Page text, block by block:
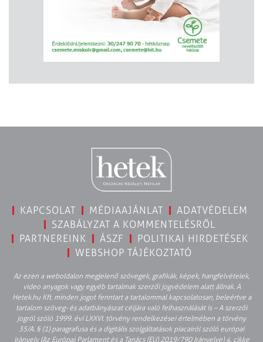
KAPCSOLAT MÉDIAAJÁNLAT
ADATVÉDELEM
SZABÁLYZAT A KOMMENTELÉSRŐL
PARTNEREINK
ÁSZF
POLITIKAI HIRDETÉSEK
WEBSHOP TÁJÉKOZTATÓ
Az ezen a weboldalon megjelenő szövegek, grafikák, képek, hangfelvételek,
video anyagok vagy egyéb tartalmak szerzői jogvédelem alatt állnak. A
Hetek.hu Kft. minden jogot fenntart a tartalommal kapcsolatosan, beleértve a
tartalom szöveg- és adatbányászat céljára való felhasználását is – A szerzői
jogról szóló 1999. évi LXXVI. törvény rendelkezései értelmében a törvény
35/A. § (1) paragrafusa és a digitális szolgáltatások piacairól szóló európai
irányelv (Az Európai Parlament és a Tanács (EU) 2019/790 Irányelve) 4. cikke